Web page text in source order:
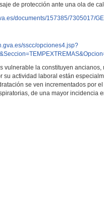
de protección ante una ola de
documents/157385/7305017/
sscc/opciones4.jsp?
vulnerable la constituyen
su actividad laboral están
se ven incrementados por
de una mayor incidencia